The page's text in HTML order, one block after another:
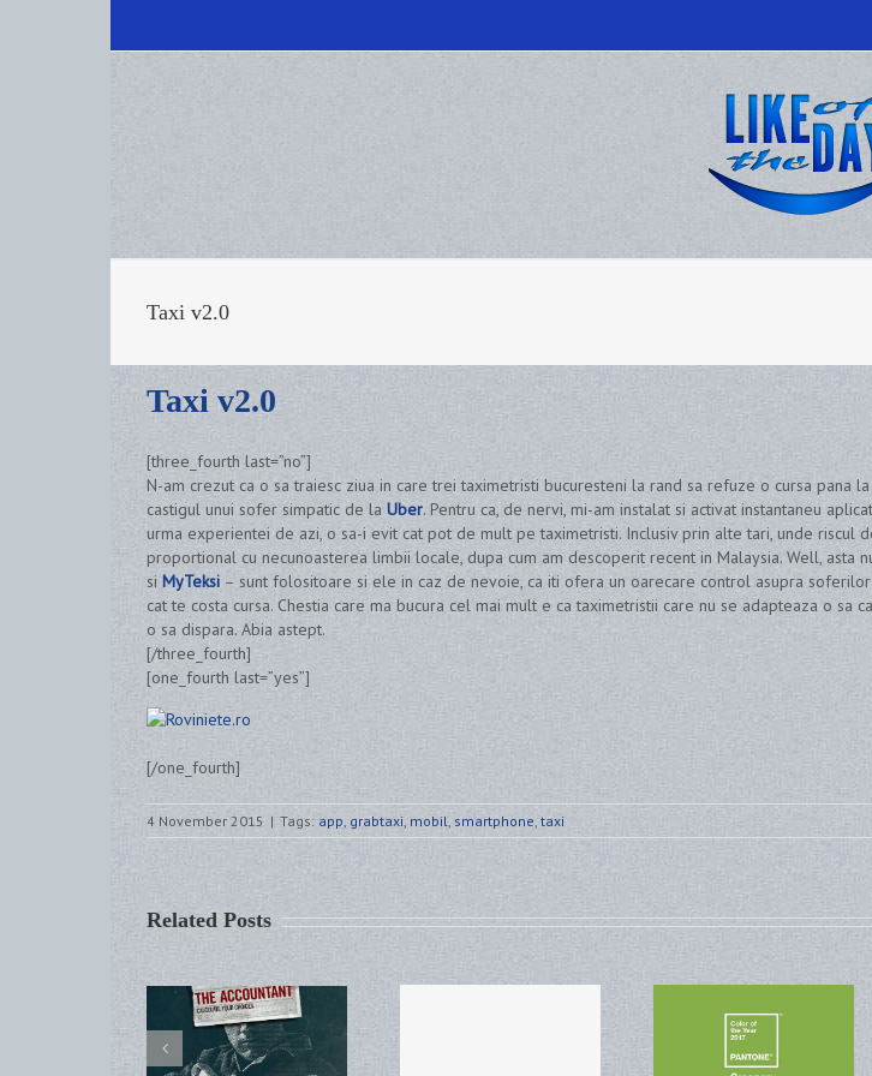
Taxi v2.0
Taxi v2.0
[three_fourth last=”no”]
N-am crezut ca o sa traiesc ziua in care trei taximetristi bucuresteni la rand sa refuze o cursa pana
castigul unui sofer simpatic de la Uber. Pentru ca, de nervi, mi-am instalat si activat instantaneu
urma experientei de azi, o sa-i evit cat pot de mult pe taximetristi. Inclusiv prin alte tari, unde riscul
proportional cu necunoasterea limbii locale, dupa cum am descoperit recent in Malaysia. Well, asta
si MyTeksi – sunt folositoare si ele in caz de nevoie, ca iti ofera un oarecare control asupra
cat te costa cursa. Chestia care ma bucura cel mai mult e ca taximetristii care nu se adapteaza o sa
o sa dispara. Abia astept.
[/three_fourth]
[one_fourth last=”yes”]
[/one_fourth]
4 November 2015 | Tags: app, grabtaxi, mobil, smartphone, taxi
Related Posts